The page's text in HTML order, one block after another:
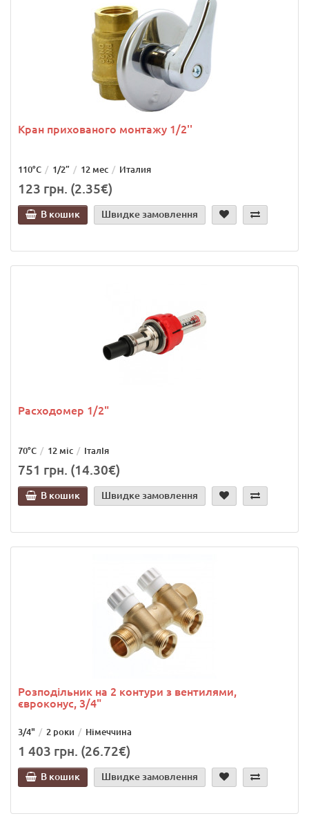
Кран прихованого монтажу 1/2''
110°C 1/2” 12 мес Италия
123 грн. (2.35€)
В кошик Швидке замовлення
Расходомер 1/2"
70°C 12 міс ІталІя
751 грн. (14.30€)
В кошик Швидке замовлення
Розподільник на 2 контури з вентилями,
євроконус, 3/4"
3/4" 2 роки Німеччина
1 403 грн. (26.72€)
В кошик Швидке замовлення